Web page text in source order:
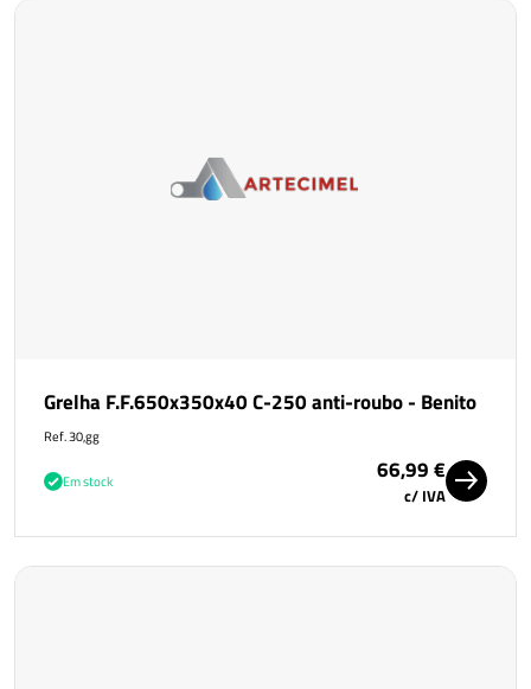
Grelha F.F.650x350x40 C-250 anti-roubo - Benito
Ref. 30,gg
Em stock 66,99 €
c/ IVA